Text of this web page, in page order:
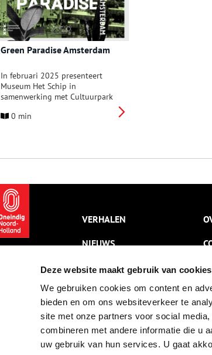
Deze website maakt gebruik van cookies
We gebruiken cookies om content en
bieden en om ons websiteverkeer te
site met onze partners voor social
combineren met andere informatie die u
uw gebruik van hun services. U gaat
Green Paradise Amsterdam
In februari 2025 presenteert
Museum Het Schip in
samenwerking met Cultuurpark
uptentoonstelling Green
0 min
VERHALEN
NIEUWS
KALENDER
THEMA’S
ACTIVITEITEN
VIDEO’S